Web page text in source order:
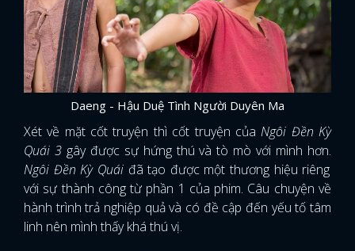
Daeng - Hậu Duệ Tình Người Duyên Ma
Xét về mặt cốt truyện thì cốt truyện của Ngôi Đền Kỳ
Quái 3gây được sự hứng thú và tò mò với mình hơn.
Ngôi Đền Kỳ Quáiđã tạo được một thương hiệu riêng
với sự thành công từ phần 1 của phim. Câu chuyện về
hành trình trả nghiệp quả và có đề cập đến yếu tố tâm
linh nên mình thấy khá thú vị.